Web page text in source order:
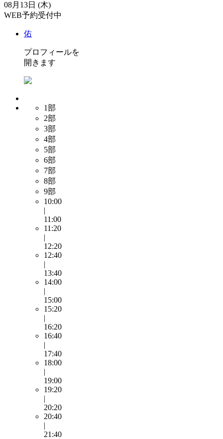
08月13日 (木)
WEB予約受付中
佑
プロフィールを
開きます
1部
2部
3部
4部
5部
6部
7部
8部
9部
10:00
|
11:00
11:20
|
12:20
12:40
|
13:40
14:00
|
15:00
15:20
|
16:20
16:40
|
17:40
18:00
|
19:00
19:20
|
20:20
20:40
|
21:40